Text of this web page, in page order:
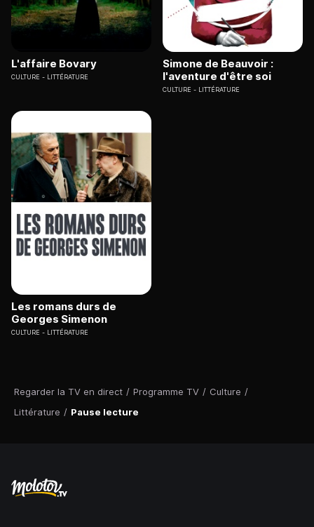
Regarder la TV en direct / Programme TV / Culture /
Littérature / Pause lecture
L'affaire Bovary
CULTURE LITTÉRATURE
Simone de Beauvoir :
l'aventure d'être soi
CULTURE LITTÉRATURE
Les romans durs de
Georges Simenon
CULTURE LITTÉRATURE